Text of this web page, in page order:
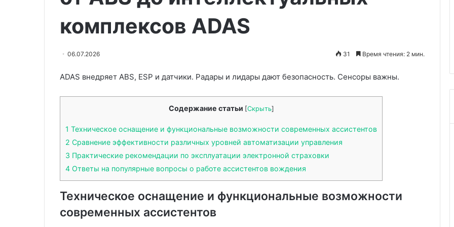
комплексов ADAS
06.07.2026 31 Время чтения: 2 мин.
ADAS внедряет ABS, ESP и датчики. Радары и лидары дают безопасность. Сенсоры важны.
Содержание статьи [Скрыть]
1 Техническое оснащение и функциональные возможности современных ассистентов
2 Сравнение эффективности различных уровней автоматизации управления
3 Практические рекомендации по эксплуатации электронной страховки
4 Ответы на популярные вопросы о работе ассистентов вождения
Техническое оснащение и функциональные возможности
современных ассистентов
страшный признак, вызванный
недостаточным притоком
и
зубов
в
Стоматология в Хэйхэ
качественное лечение и
выросла
высокой